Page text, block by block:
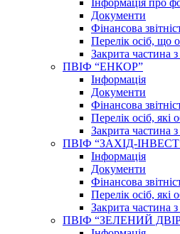
Інформація про
Документи
Фінансова
Перелік осіб, що
Закрита частина
ПВІФ “ЕНКОР”
Інформація
Документи
Фінансова
Перелік осіб, які
Закрита частина
ПВІФ “ЗАХІД-
Інформація
Документи
Фінансова
Перелік осіб, які
Закрита частина
ПВІФ “ЗЕЛЕНИЙ